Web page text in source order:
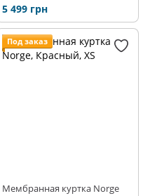
5 499 грн
Под заказ
Мембранная куртка Norge